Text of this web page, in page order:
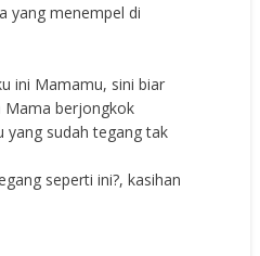
yang menempel di
ini Mamamu, sini biar
Mama berjongkok
yang sudah tegang tak
seperti ini?, kasihan